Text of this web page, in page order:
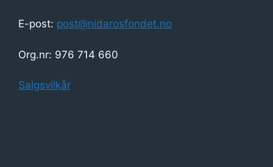
E-post: post@nidarosfondet.no
Org.nr: 976 714 660
Salgsvilkår